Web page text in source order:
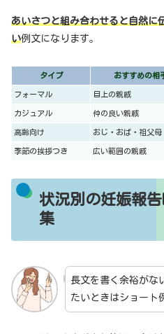
あいさつと組み合わせると自然に
い例文になります。
タイプ おすすめの相
フォーマル 目上の親戚
カジュアル 仲の良い親戚
高齢向け おじ・おば・祖父母
季節の挨拶つき 広い範囲の親戚
状況別の妊娠報
集
長文を書く余裕がな
たいときはショート